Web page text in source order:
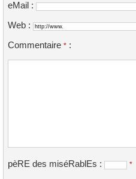
eMail :
Web :
Commentaire * :
pèRE des miséRablEs : *